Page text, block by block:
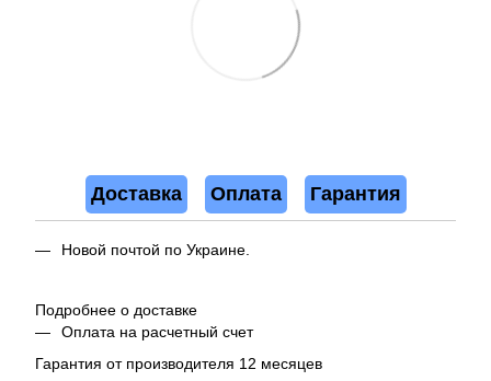
Доставка Оплата Гарантия
Новой почтой по Украине.
Подробнее о доставке
Оплата на расчетный счет
Гарантия от производителя 12 месяцев